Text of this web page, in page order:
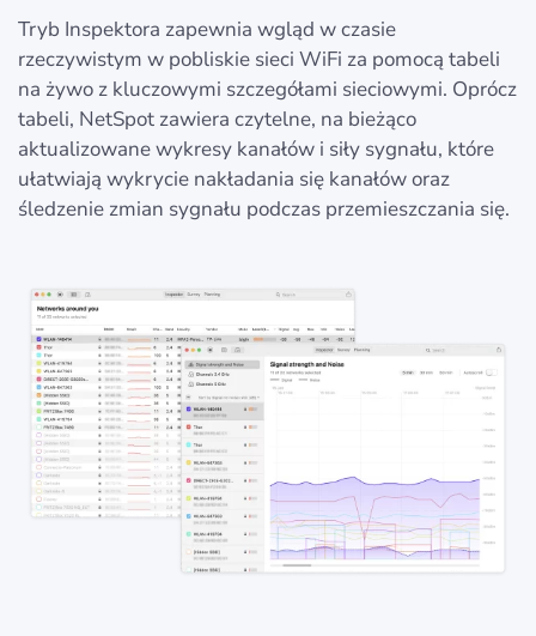
Tryb Inspektora zapewnia wgląd w czasie
rzeczywistym w pobliskie sieci WiFi za pomocą tabeli
na żywo z kluczowymi szczegółami sieciowymi. Oprócz
tabeli, NetSpot zawiera czytelne, na bieżąco
aktualizowane wykresy kanałów i siły sygnału, które
ułatwiają wykrycie nakładania się kanałów oraz
śledzenie zmian sygnału podczas przemieszczania się.